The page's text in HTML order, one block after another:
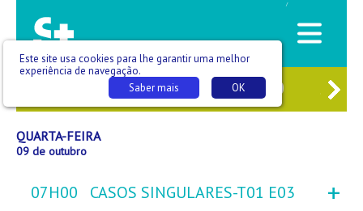
/
QUA09 QUI 10 SEX
QUARTA-FEIRA
09 de outubro
07H00 CASOS SINGULARES-T01 E03 +
Este site usa cookies para lhe garantir uma melhor
experiência de navegação.
OK
Saber mais